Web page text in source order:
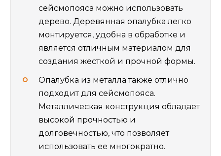
сейсмопояса можно использовать
дерево. Деревянная опалубка легко
монтируется, удобна в обработке и
является отличным материалом для
создания жесткой и прочной формы.
Опалубка из металла также отлично
подходит для сейсмопояса.
Металлическая конструкция обладает
высокой прочностью и
долговечностью, что позволяет
использовать ее многократно.